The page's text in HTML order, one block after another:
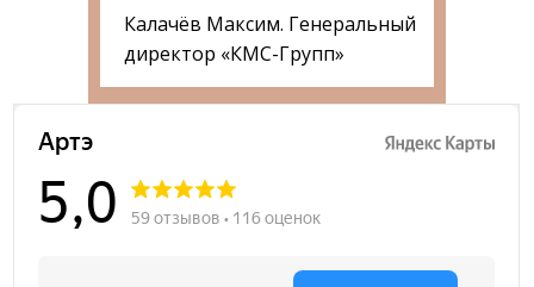
Калачёв Максим. Генеральный
директор «КМС-Групп»